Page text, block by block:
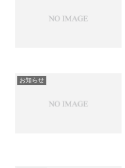
お知らせ